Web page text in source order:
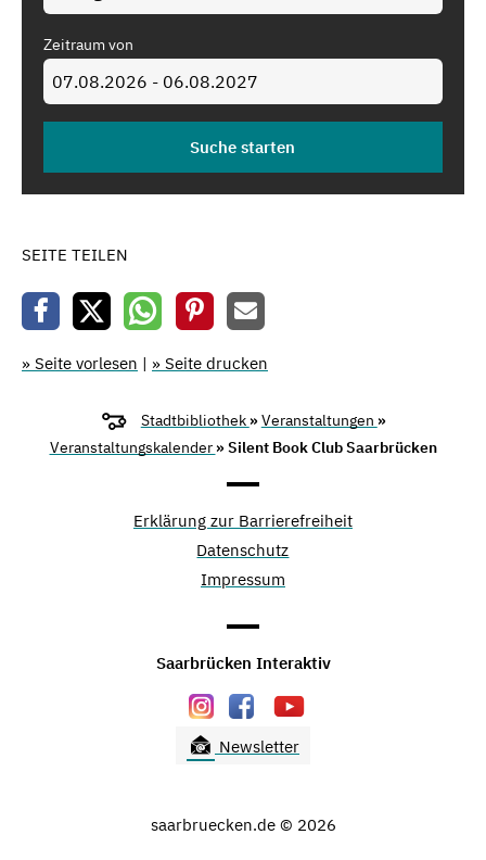
Zeitraum von
SEITE TEILEN
» Seite vorlesen | » Seite drucken
Stadtbibliothek »Veranstaltungen »
Veranstaltungskalender » Silent Book Club Saarbrücken
Erklärung zur Barrierefreiheit
Datenschutz
Impressum
Saarbrücken Interaktiv
Newsletter
saarbruecken.de © 2026